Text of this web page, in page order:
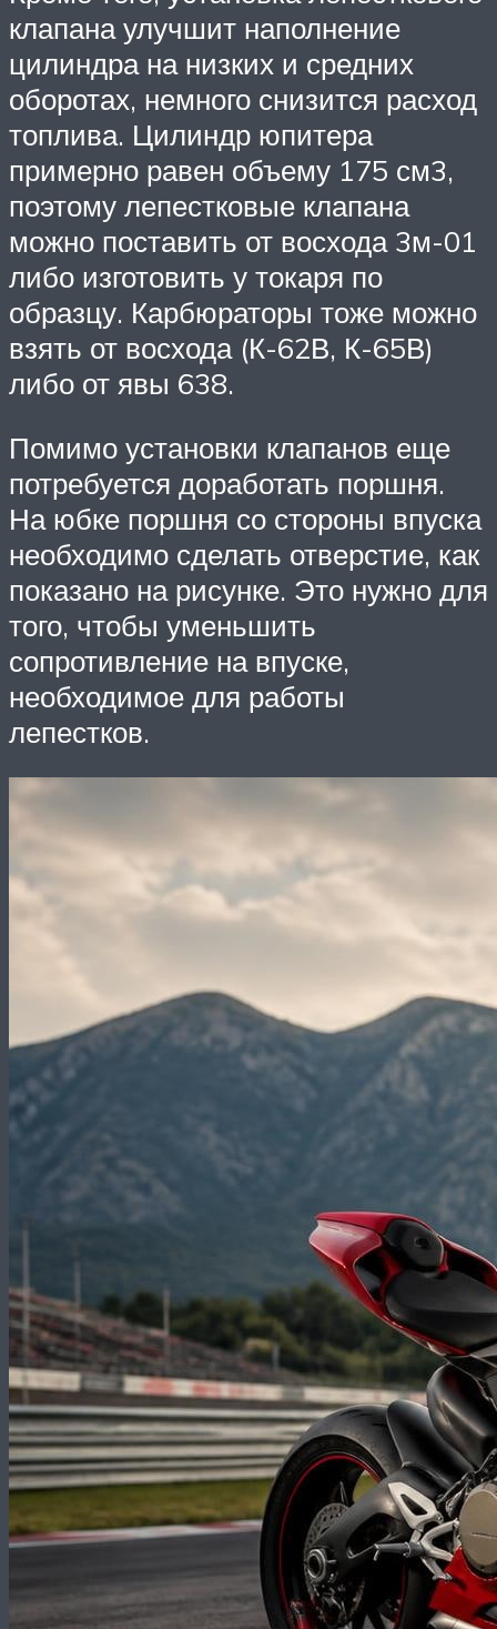
клапана улучшит наполнение
цилиндра на низких и средних
оборотах, немного снизится расход
топлива. Цилиндр юпитера
примерно равен объему 175 см3,
поэтому лепестковые клапана
можно поставить от восхода 3м-01
либо изготовить у токаря по
образцу. Карбюраторы тоже можно
взять от восхода (К-62В, К-65В)
либо от явы 638.
Помимо установки клапанов еще
потребуется доработать поршня.
На юбке поршня со стороны впуска
необходимо сделать отверстие, как
показано на рисунке. Это нужно для
того, чтобы уменьшить
сопротивление на впуске,
необходимое для работы
лепестков.